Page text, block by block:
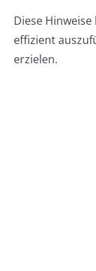
Diese
effizient
erzielen.